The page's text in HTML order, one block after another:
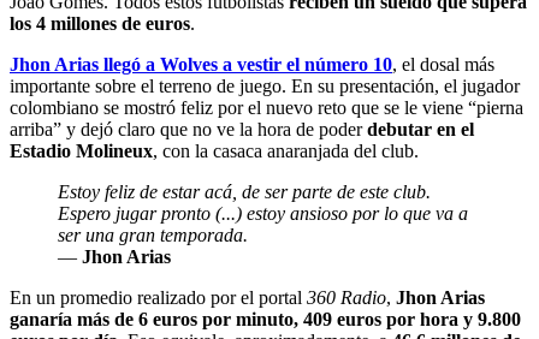
los 4 millones de euros.
Jhon Arias llegó a Wolves a vestir el número 10, el dosal más
importante sobre el terreno de juego. En su presentación, el jugador
colombiano se mostró feliz por el nuevo reto que se le viene “pierna
arriba” y dejó claro que no ve la hora de poderdebutar en el
Estadio Molineux, con la casaca anaranjada del club.
Estoy feliz de estar acá, de ser parte de este club.
Espero jugar pronto (...) estoy ansioso por lo que va a
ser una gran temporada.
— Jhon Arias
En un promedio realizado por el portal 360 Radio, Jhon Arias
ganaría más de 6 euros por minuto, 409 euros por hora y 9.800